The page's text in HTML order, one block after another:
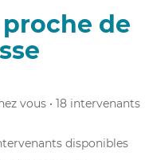
de
vous • 18 intervenants
disponibles